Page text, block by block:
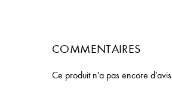
COMMENTAIRES
Ce produit n'a pas encore d'avis